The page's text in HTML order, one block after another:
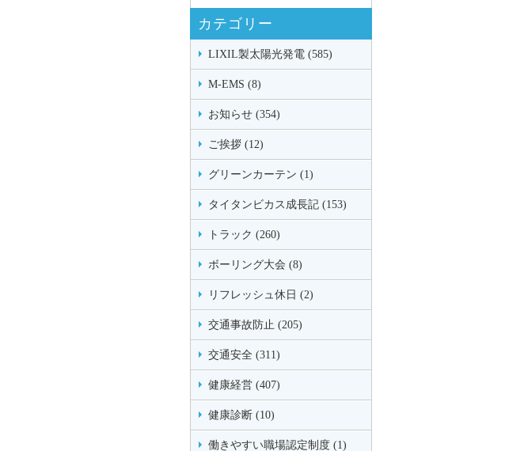
カテゴリー
LIXIL製太陽光発電 (585)
M-EMS (8)
お知らせ (354)
ご挨拶 (12)
グリーンカーテン (1)
タイタンビカス成長記 (153)
トラック (260)
ボーリング大会 (8)
リフレッシュ休日 (2)
交通事故防止 (205)
交通安全 (311)
健康経営 (407)
健康診断 (10)
働きやすい職場認定制度 (1)